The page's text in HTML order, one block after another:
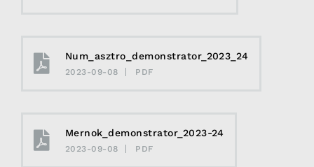
Num_asztro_demonstrator_2023_24
2023-09-08 PDF
Mernok_demonstrator_2023-24
2023-09-08 PDF